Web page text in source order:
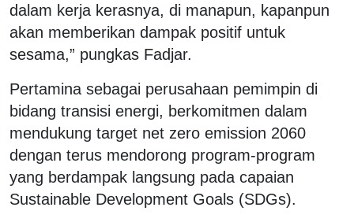
dalam kerja kerasnya, di manapun, kapanpun
akan memberikan dampak positif untuk
sesama,” pungkas Fadjar.
Pertamina sebagai perusahaan pemimpin di
bidang transisi energi, berkomitmen dalam
mendukung target net zero emission 2060
dengan terus mendorong program-program
yang berdampak langsung pada capaian
Sustainable Development Goals (SDGs).